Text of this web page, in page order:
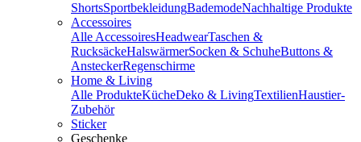
ShortsSportbekleidungBademodeNachhaltige Produkte
Accessoires
Alle AccessoiresHeadwearTaschen &
RucksäckeHalswärmerSocken & SchuheButtons &
AnsteckerRegenschirme
Home & Living
Alle ProdukteKücheDeko & LivingTextilienHaustier-
Zubehör
Sticker
Geschenke